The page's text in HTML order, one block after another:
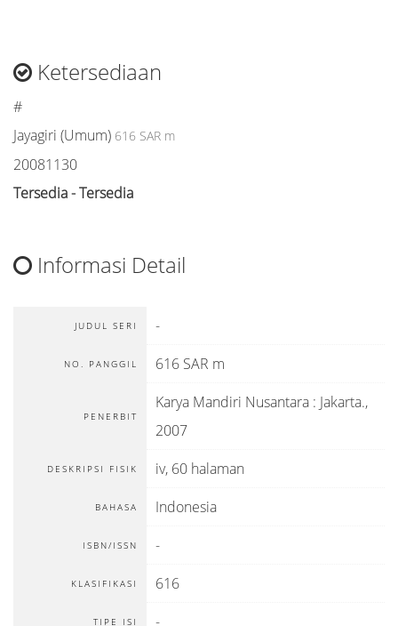
Ketersediaan
#
Jayagiri (Umum) 616 SAR m
20081130
Tersedia - Tersedia
Informasi Detail
JUDUL SERI -
NO. PANGGIL 616 SAR m
PENERBIT
Karya Mandiri Nusantara : Jakarta.,
2007
DESKRIPSI FISIK iv, 60 halaman
BAHASA Indonesia
ISBN/ISSN -
KLASIFIKASI 616
TIPE ISI -